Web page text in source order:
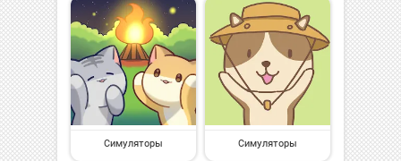
Симуляторы Симуляторы